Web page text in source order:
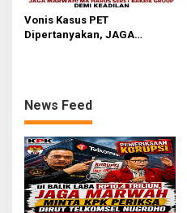
Vonis Kasus PET
Dipertanyakan, JAGA
News Feed